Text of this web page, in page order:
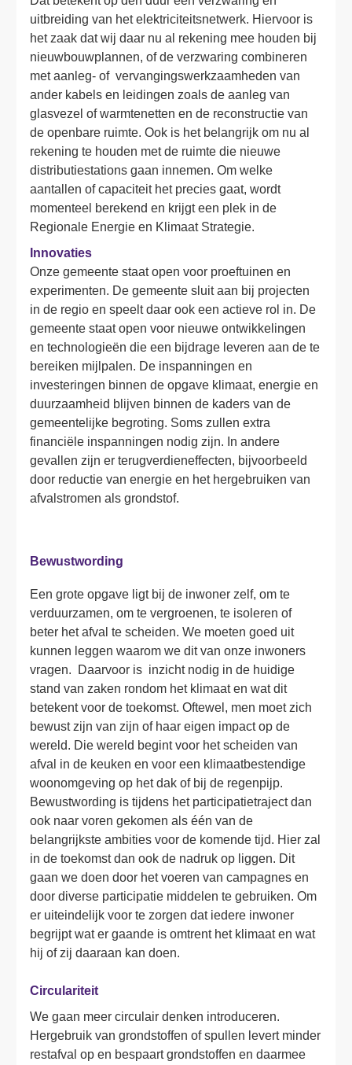
uitbreiding van het elektriciteitsnetwerk. Hiervoor is
het zaak dat wij daar nu al rekening mee houden bij
nieuwbouwplannen, of de verzwaring combineren
met aanleg- of  vervangingswerkzaamheden van
ander kabels en leidingen zoals de aanleg van
glasvezel of warmtenetten en de reconstructie van
de openbare ruimte. Ook is het belangrijk om nu al
rekening te houden met de ruimte die nieuwe
distributiestations gaan innemen. Om welke
aantallen of capaciteit het precies gaat, wordt
momenteel berekend en krijgt een plek in de
Regionale Energie en Klimaat Strategie.
Innovaties
Onze gemeente staat open voor proeftuinen en
experimenten. De gemeente sluit aan bij projecten
in de regio en speelt daar ook een actieve rol in. De
gemeente staat open voor nieuwe ontwikkelingen
en technologieën die een bijdrage leveren aan de te
bereiken mijlpalen. De inspanningen en
investeringen binnen de opgave klimaat, energie en
duurzaamheid blijven binnen de kaders van de
gemeentelijke begroting. Soms zullen extra
financiële inspanningen nodig zijn. In andere
gevallen zijn er terugverdieneffecten, bijvoorbeeld
door reductie van energie en het hergebruiken van
afvalstromen als grondstof.
Bewustwording
Een grote opgave ligt bij de inwoner zelf, om te
verduurzamen, om te vergroenen, te isoleren of
beter het afval te scheiden. We moeten goed uit
kunnen leggen waarom we dit van onze inwoners
vragen.  Daarvoor is  inzicht nodig in de huidige
stand van zaken rondom het klimaat en wat dit
betekent voor de toekomst. Oftewel, men moet zich
bewust zijn van zijn of haar eigen impact op de
wereld. Die wereld begint voor het scheiden van
afval in de keuken en voor een klimaatbestendige
woonomgeving op het dak of bij de regenpijp.
Bewustwording is tijdens het participatietraject dan
ook naar voren gekomen als één van de
belangrijkste ambities voor de komende tijd. Hier zal
in de toekomst dan ook de nadruk op liggen. Dit
gaan we doen door het voeren van campagnes en
door diverse participatie middelen te gebruiken. Om
er uiteindelijk voor te zorgen dat iedere inwoner
begrijpt wat er gaande is omtrent het klimaat en wat
hij of zij daaraan kan doen.
Circulariteit
We gaan meer circulair denken introduceren.
Hergebruik van grondstoffen of spullen levert minder
restafval op en bespaart grondstoffen en daarmee